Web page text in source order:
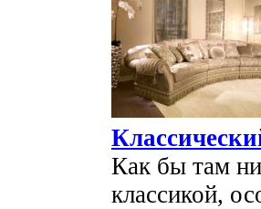
Как бы там ни
классикой,